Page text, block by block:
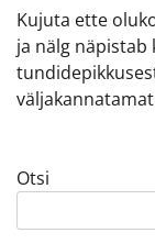
Kujuta ette
ja nälg
Otsi